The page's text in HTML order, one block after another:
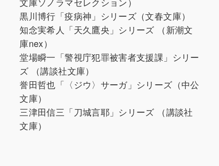
黒川博行「疫病神」シリーズ（文春文庫）
知念実希人「天久鷹央」シリーズ （新潮文
庫nex）
堂場瞬一「警視庁犯罪被害者支援課」シリー
ズ （講談社文庫）
誉田哲也「〈ジウ〉サーガ」シリーズ（中公
文庫）
三津田信三「刀城言耶」シリーズ （講談社
文庫）